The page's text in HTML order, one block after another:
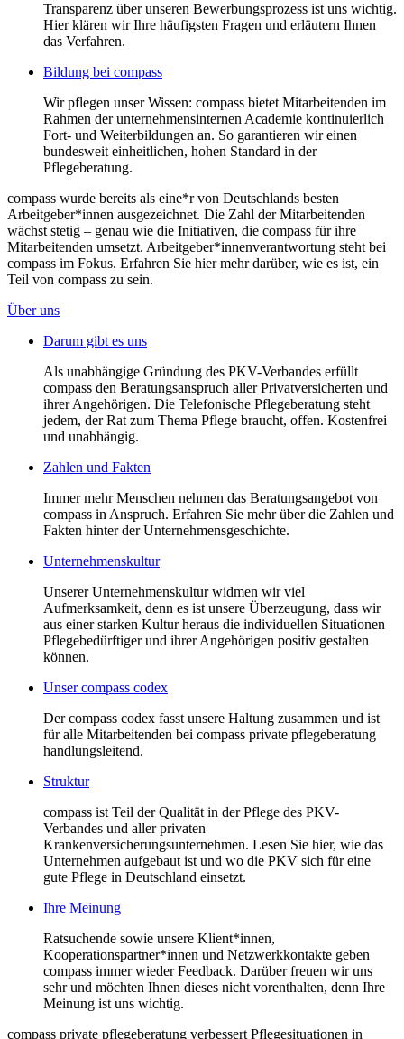
Transparenz über unseren Bewerbungsprozess ist uns wichtig.
Hier klären wir Ihre häufigsten Fragen und erläutern Ihnen
das Verfahren.
Bildung bei compass
Wir pflegen unser Wissen: compass bietet Mitarbeitenden im
Rahmen der unternehmensinternen Academie kontinuierlich
Fort- und Weiterbildungen an. So garantieren wir einen
bundesweit einheitlichen, hohen Standard in der
Pflegeberatung.
compass wurde bereits als eine*r von Deutschlands besten
Arbeitgeber*innen ausgezeichnet. Die Zahl der Mitarbeitenden
wächst stetig – genau wie die Initiativen, die compass für ihre
Mitarbeitenden umsetzt. Arbeitgeber*innenverantwortung steht bei
compass im Fokus. Erfahren Sie hier mehr darüber, wie es ist, ein
Teil von compass zu sein.
Über uns
Darum gibt es uns
Als unabhängige Gründung des PKV-Verbandes erfüllt
compass den Beratungsanspruch aller Privatversicherten und
ihrer Angehörigen. Die Telefonische Pflegeberatung steht
jedem, der Rat zum Thema Pflege braucht, offen. Kostenfrei
und unabhängig.
Zahlen und Fakten
Immer mehr Menschen nehmen das Beratungsangebot von
compass in Anspruch. Erfahren Sie mehr über die Zahlen und
Fakten hinter der Unternehmensgeschichte.
Unternehmenskultur
Unserer Unternehmenskultur widmen wir viel
Aufmerksamkeit, denn es ist unsere Überzeugung, dass wir
aus einer starken Kultur heraus die individuellen Situationen
Pflegebedürftiger und ihrer Angehörigen positiv gestalten
können.
Unser compass codex
Der compass codex fasst unsere Haltung zusammen und ist
für alle Mitarbeitenden bei compass private pflegeberatung
handlungsleitend.
Struktur
compass ist Teil der Qualität in der Pflege des PKV-
Verbandes und aller privaten
Krankenversicherungsunternehmen. Lesen Sie hier, wie das
Unternehmen aufgebaut ist und wo die PKV sich für eine
gute Pflege in Deutschland einsetzt.
Ihre Meinung
Ratsuchende sowie unsere Klient*innen,
Kooperationspartner*innen und Netzwerkkontakte geben
compass immer wieder Feedback. Darüber freuen wir uns
sehr und möchten Ihnen dieses nicht vorenthalten, denn Ihre
Meinung ist uns wichtig.
compass private pflegeberatung verbessert Pflegesituationen in